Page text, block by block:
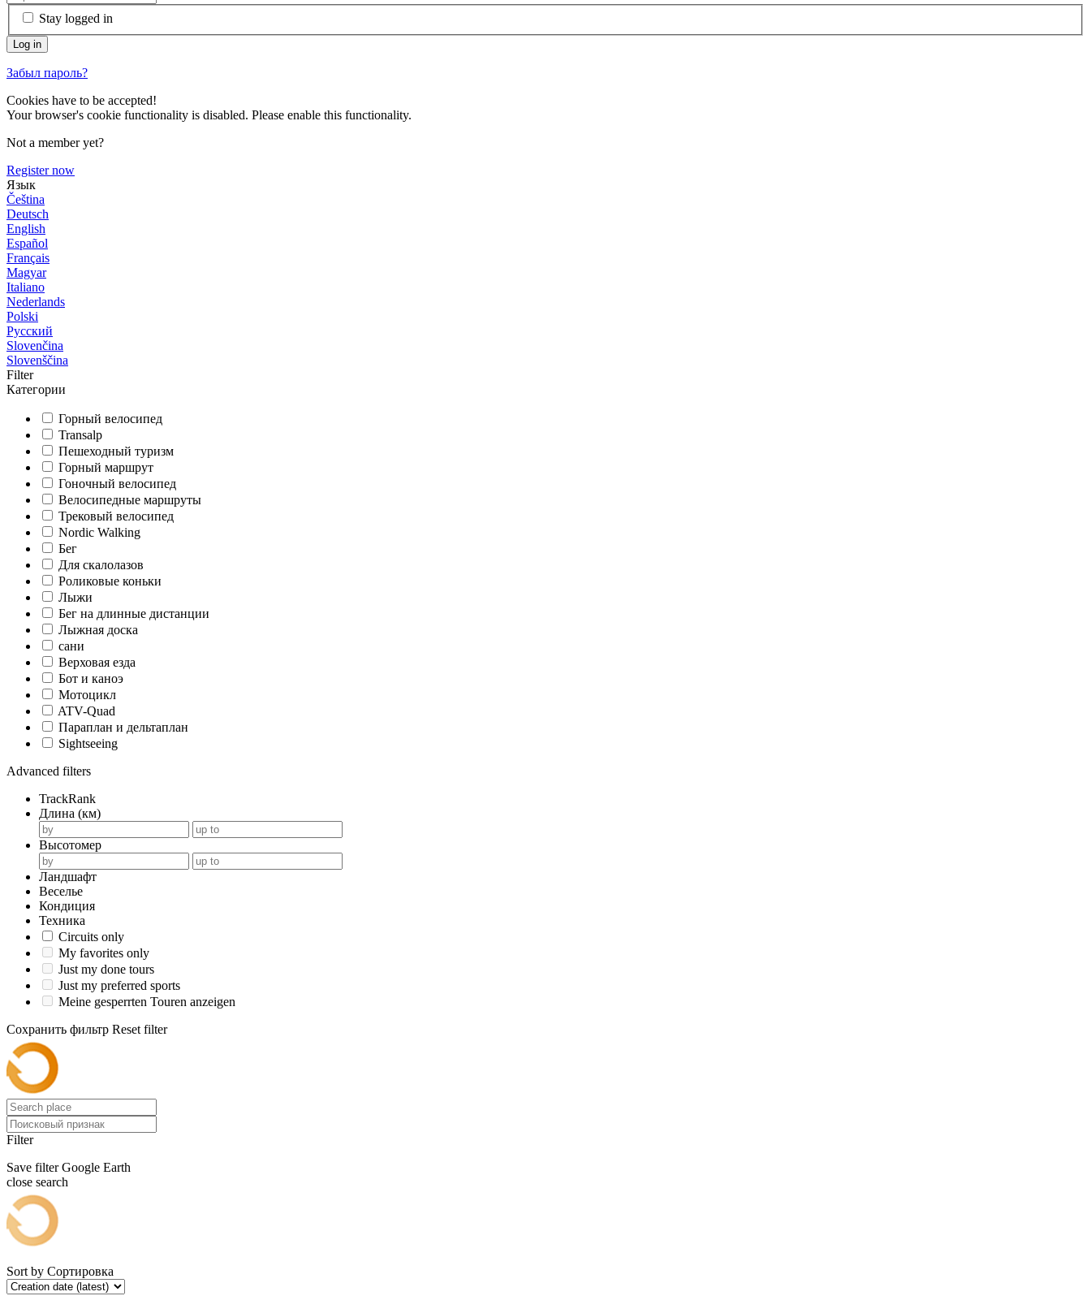
Stay logged in
Забыл пароль?
Cookies have to be accepted!
Your browser's cookie functionality is disabled. Please enable this functionality.
Not a member yet?
Register now
Язык
Čeština
Deutsch
English
Español
Français
Magyar
Italiano
Nederlands
Polski
Русский
Slovenčina
Slovenščina
Filter
Категории
Горный велосипед
Transalp
Пешеходный туризм
Горный маршрут
Гоночный велосипед
Велосипедные маршруты
Трековый велосипед
Nordic Walking
Бег
Для скалолазов
Роликовые коньки
Лыжи
Бег на длинные дистанции
Лыжная доска
сани
Верховая езда
Бот и каноэ
Мотоцикл
ATV-Quad
Параплан и дельтаплан
Sightseeing
Advanced filters
TrackRank
Длина (км)
Высотомер
Ландшафт
Веселье
Кондиция
Техника
Circuits only
My favorites only
Just my done tours
Just my preferred sports
Meine gesperrten Touren anzeigen
Сохранить фильтр Reset filter
Filter
Save filter Google Earth
close search
Sort by Сортировка